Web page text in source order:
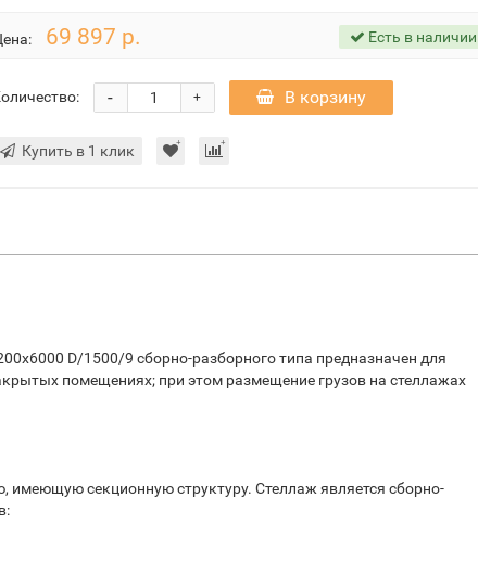
69 897 р. Есть в наличии
+
- В корзину
Купить в 1 клик
D/1500/9 сборно-разборного типа предназначен для
помещениях; при этом размещение грузов на стеллажах
имеющую секционную структуру. Стеллаж является сборно-